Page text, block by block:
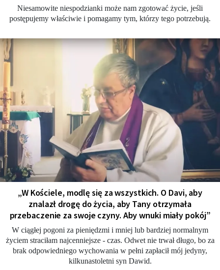
Niesamowite niespodzianki może nam zgotować życie, jeśli
postępujemy właściwie i pomagamy tym, którzy tego potrzebują.
„W Kościele, modlę się za wszystkich. O Davi, aby
znalazł drogę do życia, aby Tany otrzymała
przebaczenie za swoje czyny. Aby wnuki miały pokój”
W ciągłej pogoni za pieniędzmi i mniej lub bardziej normalnym
życiem straciłam najcenniejsze - czas. Odwet nie trwał długo, bo za
brak odpowiedniego wychowania w pełni zapłacił mój jedyny,
kilkunastoletni syn Dawid.